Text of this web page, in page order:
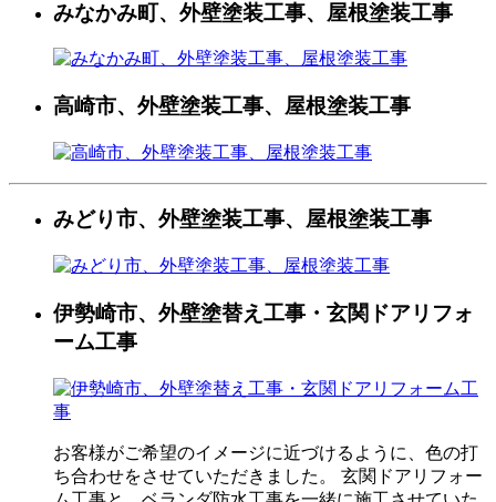
みなかみ町、外壁塗装工事、屋根塗装工事
高崎市、外壁塗装工事、屋根塗装工事
みどり市、外壁塗装工事、屋根塗装工事
伊勢崎市、外壁塗替え工事・玄関ドアリフォ
ーム工事
お客様がご希望のイメージに近づけるように、色の打
ち合わせをさせていただきました。 玄関ドアリフォー